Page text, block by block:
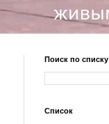
Поиск по списку
Список